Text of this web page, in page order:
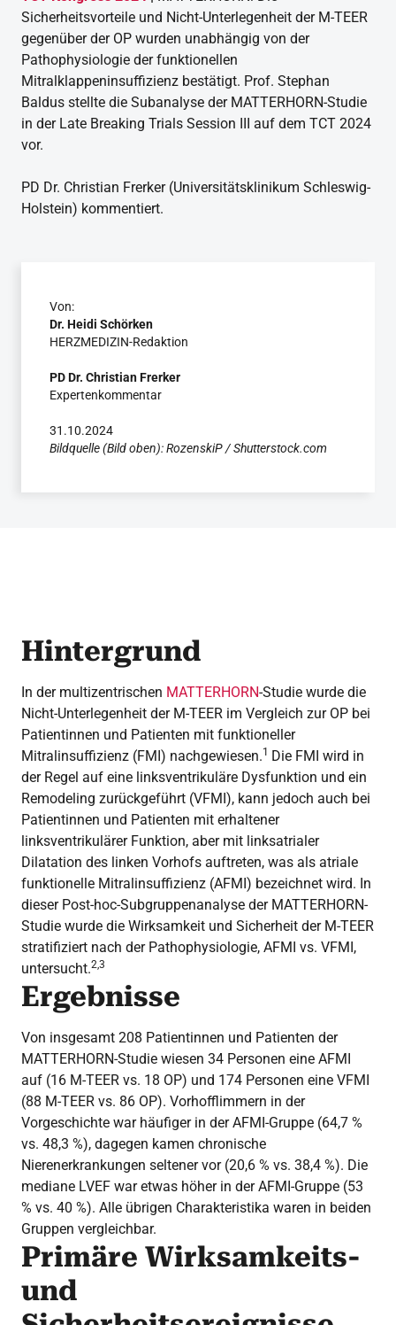
Sicherheitsvorteile und Nicht-Unterlegenheit der M-TEER
gegenüber der OP wurden unabhängig von der
Pathophysiologie der funktionellen
Mitralklappeninsuffizienz bestätigt. Prof. Stephan
Baldus stellte die Subanalyse der MATTERHORN-Studie
in der Late Breaking Trials Session III auf dem TCT 2024
vor.
PD Dr. Christian Frerker (Universitätsklinikum Schleswig-
Holstein) kommentiert.
Von:
Dr. Heidi Schörken
HERZMEDIZIN-Redaktion
PD Dr. Christian Frerker
Expertenkommentar
31.10.2024
Bildquelle (Bild oben): RozenskiP / Shutterstock.com
Hintergrund
In der multizentrischen MATTERHORN-Studie wurde die
Nicht-Unterlegenheit der M-TEER im Vergleich zur OP bei
Patientinnen und Patienten mit funktioneller
Mitralinsuffizienz (FMI) nachgewiesen.1 Die FMI wird in
der Regel auf eine linksventrikuläre Dysfunktion und ein
Remodeling zurückgeführt (VFMI), kann jedoch auch bei
Patientinnen und Patienten mit erhaltener
linksventrikulärer Funktion, aber mit linksatrialer
Dilatation des linken Vorhofs auftreten, was als atriale
funktionelle Mitralinsuffizienz (AFMI) bezeichnet wird. In
dieser Post-hoc-Subgruppenanalyse der MATTERHORN-
Studie wurde die Wirksamkeit und Sicherheit der M-TEER
stratifiziert nach der Pathophysiologie, AFMI vs. VFMI,
untersucht.2,3
Ergebnisse
Von insgesamt 208 Patientinnen und Patienten der
MATTERHORN-Studie wiesen 34 Personen eine AFMI
auf (16 M-TEER vs. 18 OP) und 174 Personen eine VFMI
(88 M-TEER vs. 86 OP). Vorhofflimmern in der
Vorgeschichte war häufiger in der AFMI-Gruppe (64,7 %
vs. 48,3 %), dagegen kamen chronische
Nierenerkrankungen seltener vor (20,6 % vs. 38,4 %). Die
mediane LVEF war etwas höher in der AFMI-Gruppe (53
% vs. 40 %). Alle übrigen Charakteristika waren in beiden
Gruppen vergleichbar.
Primäre Wirksamkeits-
und